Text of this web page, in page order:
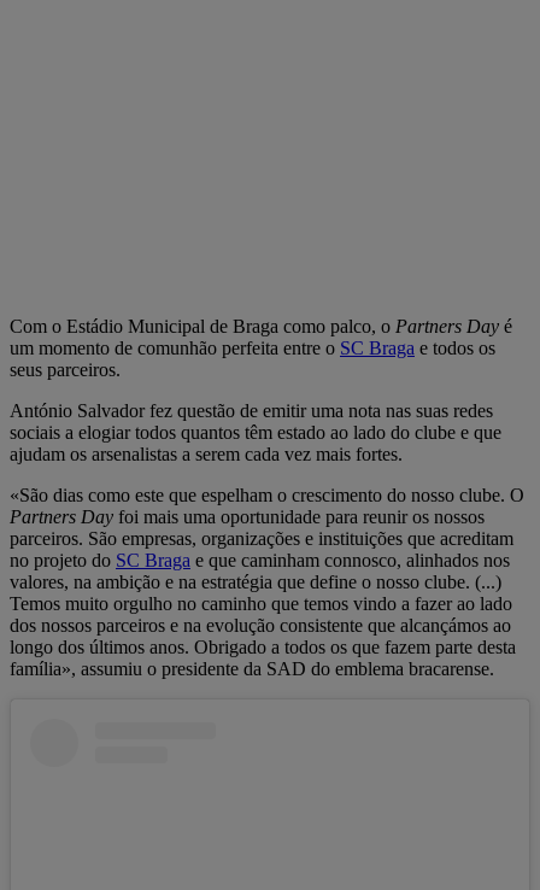
Com o Estádio Municipal de Braga como palco, o Partners Day é
um momento de comunhão perfeita entre o SC Braga e todos os
seus parceiros.
António Salvador fez questão de emitir uma nota nas suas redes
sociais a elogiar todos quantos têm estado ao lado do clube e que
ajudam os arsenalistas a serem cada vez mais fortes.
«São dias como este que espelham o crescimento do nosso clube. O
Partners Day foi mais uma oportunidade para reunir os nossos
parceiros. São empresas, organizações e instituições que acreditam
no projeto do SC Braga e que caminham connosco, alinhados nos
valores, na ambição e na estratégia que define o nosso clube. (...)
Temos muito orgulho no caminho que temos vindo a fazer ao lado
dos nossos parceiros e na evolução consistente que alcançámos ao
longo dos últimos anos. Obrigado a todos os que fazem parte desta
família», assumiu o presidente da SAD do emblema bracarense.